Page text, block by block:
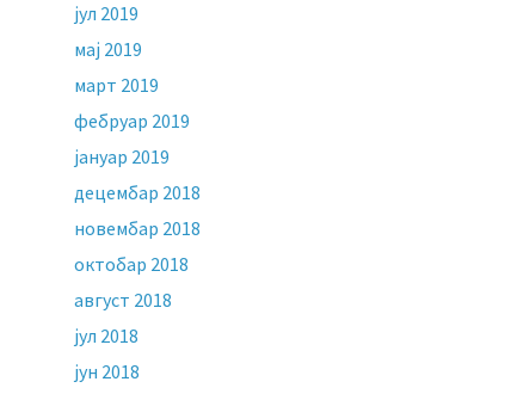
јул 2019
мај 2019
март 2019
фебруар 2019
јануар 2019
децембар 2018
новембар 2018
октобар 2018
август 2018
јул 2018
јун 2018